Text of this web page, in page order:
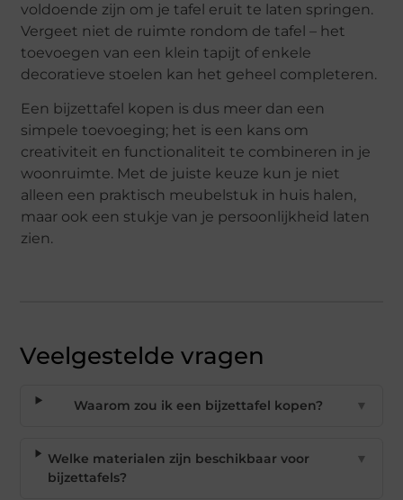
voldoende zijn om je tafel eruit te laten springen.
Vergeet niet de ruimte rondom de tafel – het
toevoegen van een klein tapijt of enkele
decoratieve stoelen kan het geheel completeren.
Een bijzettafel kopen is dus meer dan een
simpele toevoeging; het is een kans om
creativiteit en functionaliteit te combineren in je
woonruimte. Met de juiste keuze kun je niet
alleen een praktisch meubelstuk in huis halen,
maar ook een stukje van je persoonlijkheid laten
zien.
Veelgestelde vragen
Waarom zou ik een bijzettafel kopen? ▼
Welke materialen zijn beschikbaar voor
bijzettafels?
▼